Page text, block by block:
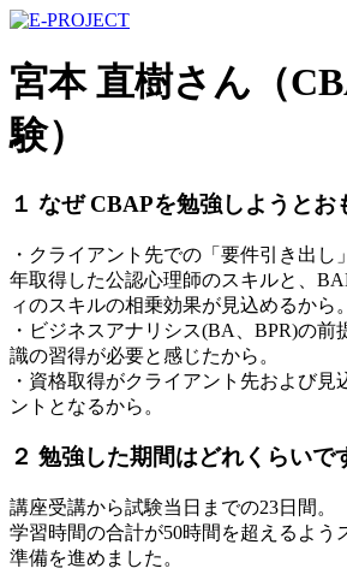
宮本 直樹さん（
験）
１ なぜ CBAPを勉強しようとお
・クライアント先での「要件引き出し
年取得した公認心理師のスキルと、
ィのスキルの相乗効果が見込めるから。
・ビジネスアナリシス(BA、BPR)の前
識の習得が必要と感じたから。
・資格取得がクライアント先および見
ントとなるから。
２ 勉強した期間はどれくらいで
講座受講から試験当日までの23日間。
学習時間の合計が50時間を超えるよう
準備を進めました。